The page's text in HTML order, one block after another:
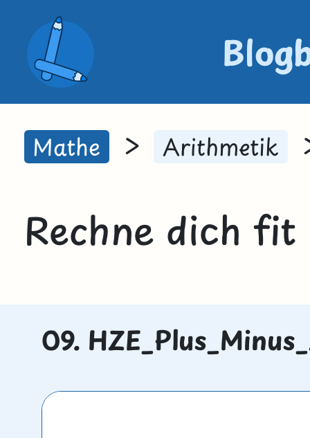
Mathe > Arithmetik
Rechne dich
09.